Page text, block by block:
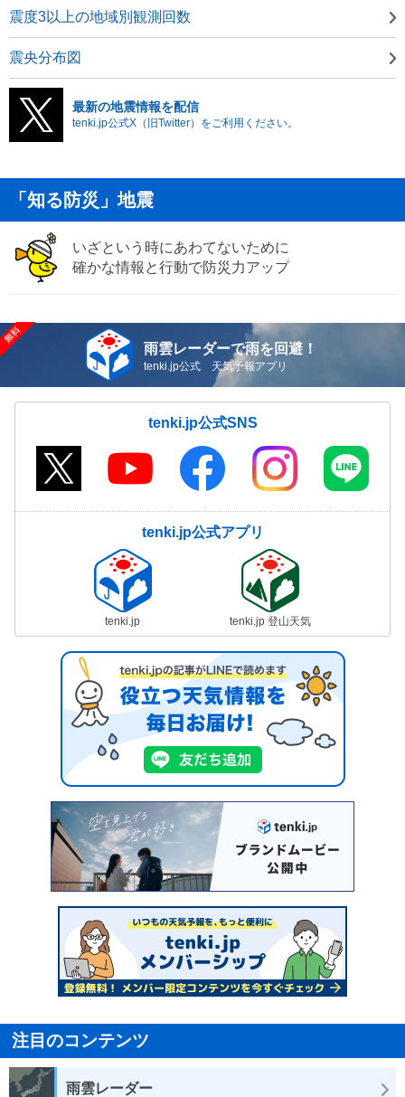
震度3以上の地域別観測回数
震央分布図
最新の地震情報を配信
tenki.jp公式X（旧Twitter）をご利用ください。
「知る防災」地震
いざという時にあわてないために
確かな情報と行動で防災力アップ
雨雲レーダーで雨を回避！
tenki.jp公式 天気予報アプリ
tenki.jp公式SNS
tenki.jp公式アプリ
tenki.jp tenki.jp 登山天気
注目のコンテンツ
雨雲レーダー